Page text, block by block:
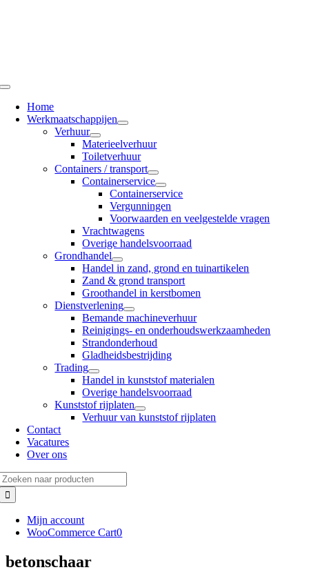
Toggle
NavigationHome
Werkmaatschappijen
Verhuur
Materieelverhuur
Toiletverhuur
Containers / transport
Containerservice
Containerservice
Vergunningen
Voorwaarden en veelgestelde vragen
Vrachtwagens
Overige handelsvoorraad
Grondhandel
Handel in zand, grond en tuinartikelen
Zand & grond transport
Groothandel in kerstbomen
Dienstverlening
Bemande machineverhuur
Reinigings- en onderhoudswerkzaamheden
Strandonderhoud
Gladheidsbestrijding
Trading
Handel in kunststof materialen
Overige handelsvoorraad
Kunststof rijplaten
Verhuur van kunststof rijplaten
Contact
Vacatures
Over ons
Mijn account
WooCommerce Cart0
betonschaar